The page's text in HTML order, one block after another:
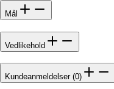
Mål
Vedlikehold
Kundeanmeldelser (0)